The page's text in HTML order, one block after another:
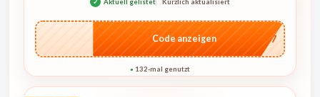
…E07
Code anzeigen
● 132-mal genutzt